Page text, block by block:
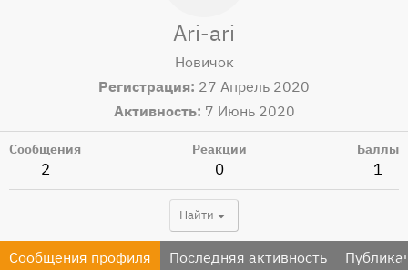
Ari-ari
Новичок
Регистрация 27 Апрель 2020
Активность 7 Июнь 2020
Сообщения
2
Реакции
0
Баллы
1
Найти
Сообщения профиля Последняя активность